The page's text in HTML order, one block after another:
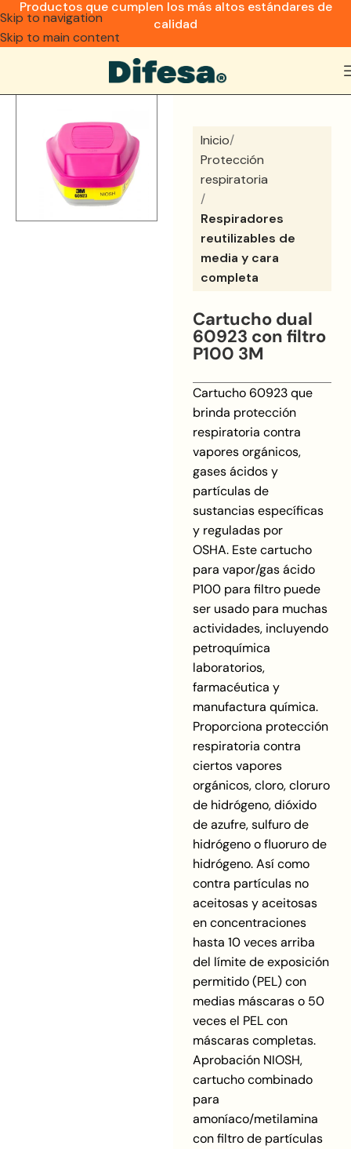
Skip to navigation
Skip to main content
Inicio
Protección
respiratoria
Respiradores
reutilizables de
media y cara
completa
Cartucho dual
60923 con filtro
P100 3M
Cartucho 60923 que
brinda protección
respiratoria contra
vapores orgánicos,
gases ácidos y
partículas de
sustancias específicas
y reguladas por
OSHA. Este cartucho
para vapor/gas ácido
P100 para filtro puede
ser usado para muchas
actividades, incluyendo
petroquímica
laboratorios,
farmacéutica y
manufactura química.
Proporciona protección
respiratoria contra
ciertos vapores
orgánicos, cloro, cloruro
de hidrógeno, dióxido
de azufre, sulfuro de
hidrógeno o fluoruro de
hidrógeno. Así como
contra partículas no
aceitosas y aceitosas
en concentraciones
hasta 10 veces arriba
del límite de exposición
permitido (PEL) con
medias máscaras o 50
veces el PEL con
máscaras completas.
Aprobación NIOSH,
cartucho combinado
para
amoníaco/metilamina
con filtro de partículas
Productos que cumplen los más altos estándares de
calidad